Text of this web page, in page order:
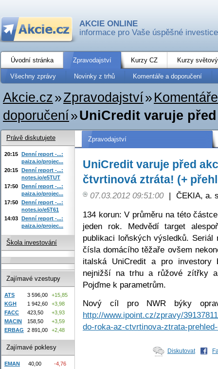
AKCIE ONLINE
informace pro Vaše úspěšné investice
Úvodní stránka Zpravodajství Kurzy CZ Kurzy
Všechny zprávy Novinky z trhů Komentáře a doporučení
Akcie.cz»Zpravodajství»
doporučení»UniCredit varuje
Zpravodajství
UniCredit varuje před
čtvrtinová ztráta! (+
07.03.2012 09:51:00 | ČEKIA, a.
134 korun: V průměru na této
jeden rok. Medvědí target
publikaci loňských výsledků.
čísla domácího těžaře ovšem
italská UniCredit a pro
nejnižší na trhu a růžové zítřky
Pojďme k parametrům.
Nový cíl pro NWR býky
http://www.ipoint.cz/zpravy/
do-roka-az-ctvrtinova-ztrata-
Diskutovat
Právě diskutujete
20:15 Denní report -...:
paiza.io/projec...
20:15 Denní report -...:
notes.io/e5TUT
17:50 Denní report -...:
paiza.io/projec...
17:50 Denní report -...:
notes.io/e5T61
14:03 Denní report -...:
paiza.io/projec...
Škola investování
Zajímavé vzestupy
ATS 3 596,00
+15,85
KGH
1 942,60
+3,98
FACC
423,50
+3,93
MACIN
158,50
+3,59
ERBAG
2 891,00 +2,48
Zajímavé poklesy
EMAN 40,00
-4,76